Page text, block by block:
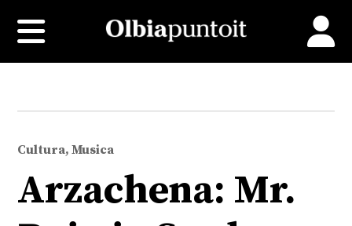
Cultura, Musica
Arzachena: Mr.